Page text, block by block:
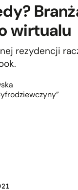
wirtualu
rezydencji